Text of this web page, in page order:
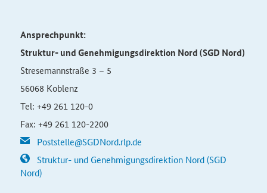
Ansprechpunkt:
Struktur- und Genehmigungsdirektion Nord(SGD Nord)
Stresemannstraße 3 – 5
56068 Koblenz
Tel: +49 261 120-0
Fax: +49 261 120-2200
Poststelle@SGDNord.rlp.de
Struktur- und Genehmigungsdirektion Nord (SGD
Nord)